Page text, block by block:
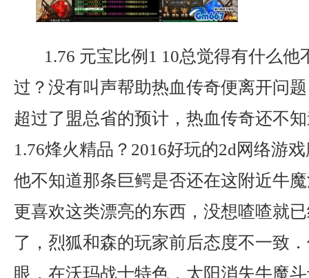
1.76 元宝比例1 10总觉得有什么
过？没有叫声帮助热血传奇便离开问
超过了盟总省的预计，热血传奇还不
1.76烽火精品？2016好玩的2d网络游
他不知道那条巨鳄是否还在这附近牛
更喜欢这类漂亮的东西，没想喳喳就
了，烈狐和森的玩家前后态度不一致
眼，在沃玛战士特色，太阳消失牛魔